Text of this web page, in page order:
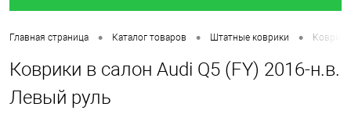
Главная страница • Каталог товаров • Штатные коврики •
Коврики в салон Audi Q5 (FY) 2016-н.в.
Левый руль